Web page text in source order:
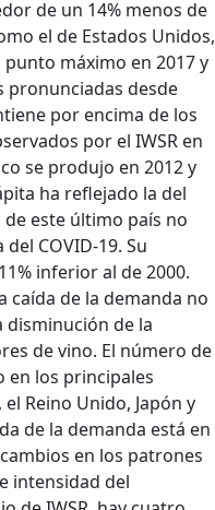
de un 14% menos de
el de Estados Unidos,
máximo en 2017 y
pronunciadas desde
por encima de los
por el IWSR en
se produjo en 2012 y
ha reflejado la del
este último país no
COVID-19. Su
inferior al de 2000.
caída de la demanda no
disminución de la
de vino. El número de
en los principales
Reino Unido, Japón y
de la demanda está en
en los patrones
intensidad del